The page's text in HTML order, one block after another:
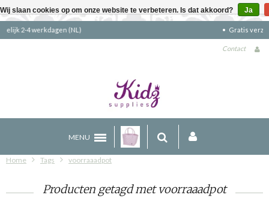
Contact
MENU
Home Tags voorraaadpot
Producten getagd met voorraaadpot
Wij slaan cookies op om onze website te verbeteren. Is dat akkoord? Ja